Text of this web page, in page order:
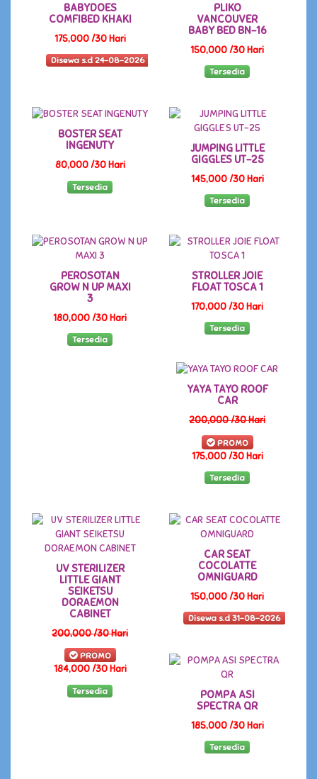
BABYDOES
COMFIBED KHAKI
175,000 /30 Hari
Disewa s.d 24-08-2026
PLIKO
VANCOUVER
BABY BED BN-16
150,000 /30 Hari
Tersedia
BOSTER SEAT
INGENUTY
80,000 /30 Hari
Tersedia
JUMPING LITTLE
GIGGLES UT-25
145,000 /30 Hari
Tersedia
PEROSOTAN
GROW N UP MAXI
3
180,000 /30 Hari
Tersedia
STROLLER JOIE
FLOAT TOSCA 1
170,000 /30 Hari
Tersedia
YAYA TAYO ROOF
CAR
200,000 /30 Hari
PROMO
175,000 /30 Hari
Tersedia
UV STERILIZER
LITTLE GIANT
SEIKETSU
DORAEMON
CABINET
200,000 /30 Hari
PROMO
184,000 /30 Hari
Tersedia
CAR SEAT
COCOLATTE
OMNIGUARD
150,000 /30 Hari
Disewa s.d 31-08-2026
POMPA ASI
SPECTRA QR
185,000 /30 Hari
Tersedia